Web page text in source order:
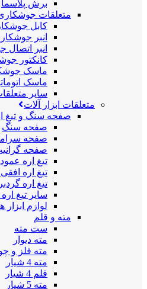
برش پلاسما
متعلقات
کابل
انبر
انبر
کانکتور
ماسک
ماسک
سایر
متعلقات ابزار آلات
صفحه سنگ و تیغ
صفحه سنگ
صفحه
صفحه
تیغ اره عمود
تیغ اره افقی
تیغ اره
سایر تیغ اره
لوازم ابزار
مته و قلم
ست مته
مته دیوار
مته فلز و
مته 4 شیار
قلم 4 شیار
مته 5 شیار